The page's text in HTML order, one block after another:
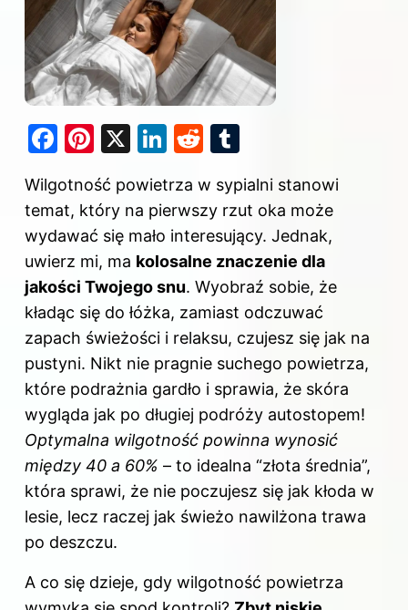
F
c
e
b
o
o
k
Pi
er
e
st
X
Li
k
e
dI
n
R
d
di
t
m
bl
r
Wilgotność powietrza w sypialni stanowi
temat, który na pierwszy rzut oka może
wydawać się mało interesujący. Jednak,
uwierz mi, ma kolosalne znaczenie dla
jakości Twojego snu. Wyobraź sobie, że
kładąc się do łóżka, zamiast odczuwać
zapach świeżości i relaksu, czujesz się jak na
pustyni. Nikt nie pragnie suchego powietrza,
które podrażnia gardło i sprawia, że skóra
wygląda jak po długiej podróży autostopem!
Optymalna wilgotność powinna wynosić
między 40 a 60% – to idealna “złota średnia”,
która sprawi, że nie poczujesz się jak kłoda w
lesie, lecz raczej jak świeżo nawilżona trawa
po deszczu.
A co się dzieje, gdy wilgotność powietrza